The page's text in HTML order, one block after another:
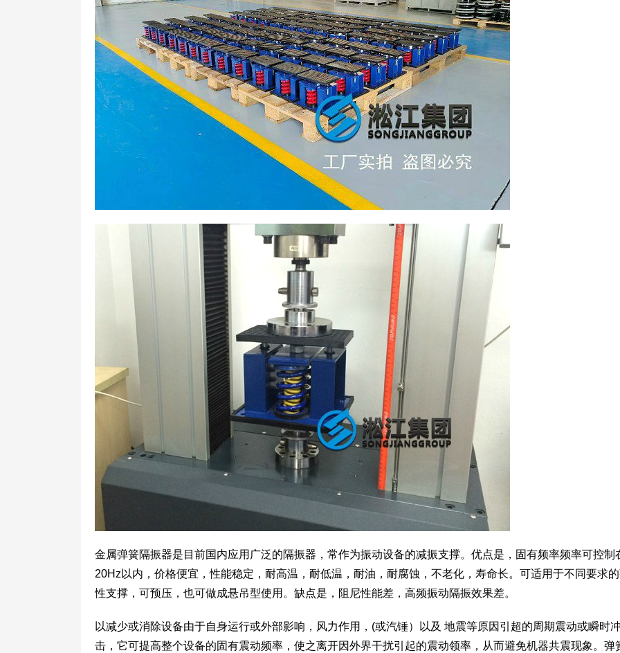
金属弹簧隔振器是目前国内应用广泛的隔振器，常作为振动设备的减振支撑。优点是，固有频率频率可控制
20Hz以内，价格便宜，性能稳定，耐高温，耐低温，耐油，耐腐蚀，不老化，寿命长。可适用于不同要求
性支撑，可预压，也可做成悬吊型使用。缺点是，阻尼性能差，高频振动隔振效果差。
以减少或消除设备由于自身运行或外部影响，风力作用，(或汽锤）以及 地震等原因引超的周期震动或瞬时冲
击，它可提高整个设备的固有震动频率，使之离开因外界干扰引起的震动领率，从而避免机器共震现象。弹